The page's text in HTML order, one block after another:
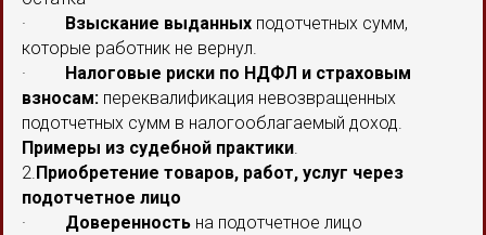
· Взыскание выданных подотчетных сумм,
которые работник не вернул.
· Налоговые риски по НДФЛ и страховым
взносам: переквалификация невозвращенных
подотчетных сумм в налогооблагаемый доход.
Примеры из судебной практики.
2.Приобретение товаров, работ, услуг через
подотчетное лицо
· Доверенность на подотчетное лицо